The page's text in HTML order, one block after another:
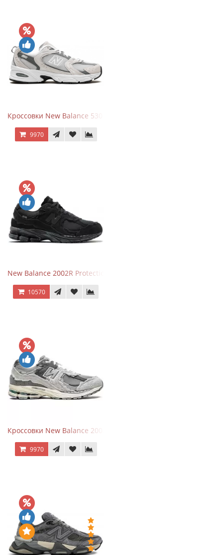
Кроссовки New Balance 530 Grey Matter Harbor Grey
9970
New Balance 2002R Protection Phantom Black
10570
Кроссовки New Balance 2002R Protection Pack Grey
9970